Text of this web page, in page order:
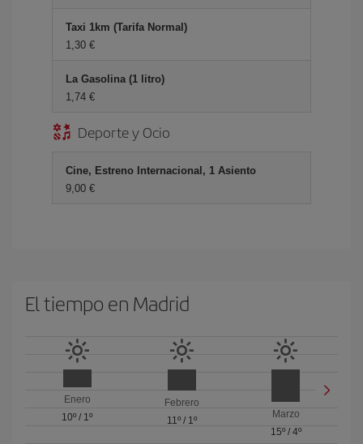
Taxi 1km (Tarifa Normal)
1,30
La Gasolina (1 litro)
1,74
Deporte y Ocio
Cine, Estreno Internacional, 1 Asiento
9,00
El tiempo en Madrid
Enero
10º / 1º
Febrero
11º/ 1º
Marzo
15º/ 4º